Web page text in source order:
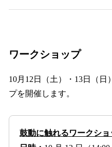
ワークショップ
10月12日（土）・13日（
プを開催します。
鼓動に触れるワークショ